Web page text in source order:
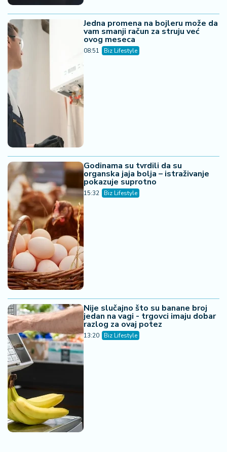
Jedna promena na bojleru može da
vam smanji račun za struju već
ovog meseca
08:51 Biz Lifestyle
Godinama su tvrdili da su
organska jaja bolja – istraživanje
pokazuje suprotno
15:32 Biz Lifestyle
Nije slučajno što su banane broj
jedan na vagi - trgovci imaju dobar
razlog za ovaj potez
13:20 Biz Lifestyle